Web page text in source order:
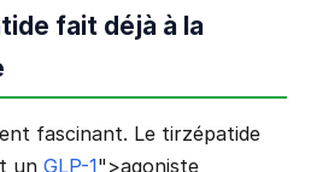
fait déjà à la
fascinant. Le tirzépatide
un GLP-1">agoniste